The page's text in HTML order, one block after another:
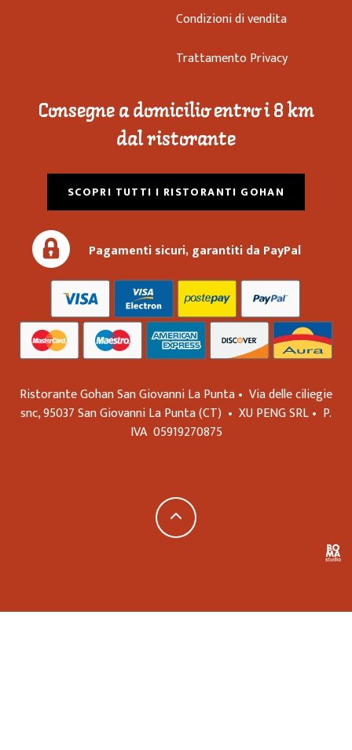
Condizioni di vendita
Trattamento Privacy
Consegne a domicilio entro i 8 km
dal ristorante
SCOPRI TUTTI I RISTORANTI GOHAN
Pagamenti sicuri, garantiti da PayPal
Ristorante Gohan San Giovanni La Punta • Via delle ciliegie
snc,95037San Giovanni La Punta(CT) • XU PENG SRL• P.
IVA 05919270875